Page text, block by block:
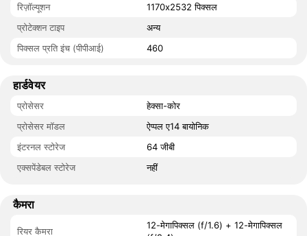
रिज़ॉल्यूशन
1170x2532 पिक्सल
प्रोटेक्शन टाइप
अन्य
पिक्सल प्रति इंच (पीपीआई)
460
हार्डवेयर
प्रोसेसर
हेक्सा-कोर
प्रोसेसर मॉडल
ऐप्पल ए14 बायोनिक
इंटरनल स्टोरेज
64 जीबी
एक्सपेंडेबल स्टोरेज
नहीं
कैमरा
रियर कैमरा
12-मेगापिक्सल (f/1.6) + 12-मेगापिक्सल